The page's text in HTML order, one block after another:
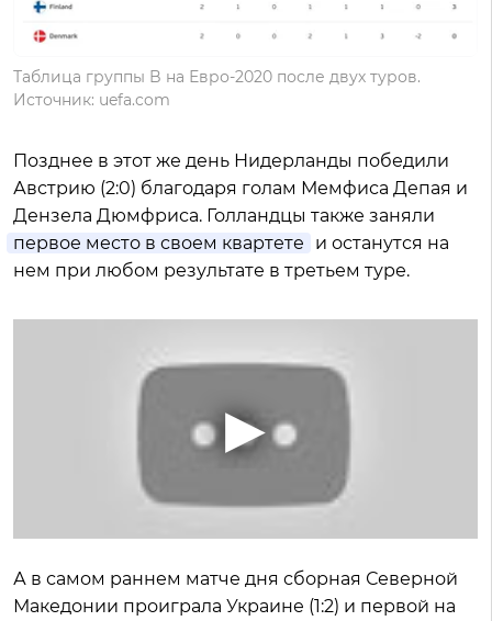
Таблица группы B на Евро-2020 после двух туров.
Источник: uefa.com
Позднее в этот же день Нидерланды победили
Австрию (2:0) благодаря голам Мемфиса Депая и
Дензела Дюмфриса. Голландцы также заняли
первое место в своем квартете
и останутся на
нем при любом результате в третьем туре.
А в самом раннем матче дня сборная Северной
Македонии проиграла Украине (1:2) и первой на